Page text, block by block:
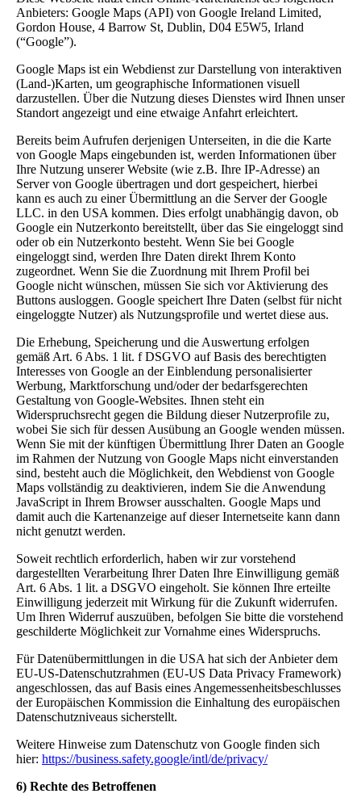
Anbieters: Google Maps (API) von Google Ireland Limited,
Gordon House, 4 Barrow St, Dublin, D04 E5W5, Irland
(“Google”).
Google Maps ist ein Webdienst zur Darstellung von interaktiven
(Land-)Karten, um geographische Informationen visuell
darzustellen. Über die Nutzung dieses Dienstes wird Ihnen unser
Standort angezeigt und eine etwaige Anfahrt erleichtert.
Bereits beim Aufrufen derjenigen Unterseiten, in die die Karte
von Google Maps eingebunden ist, werden Informationen über
Ihre Nutzung unserer Website (wie z.B. Ihre IP-Adresse) an
Server von Google übertragen und dort gespeichert, hierbei
kann es auch zu einer Übermittlung an die Server der Google
LLC. in den USA kommen. Dies erfolgt unabhängig davon, ob
Google ein Nutzerkonto bereitstellt, über das Sie eingeloggt sind
oder ob ein Nutzerkonto besteht. Wenn Sie bei Google
eingeloggt sind, werden Ihre Daten direkt Ihrem Konto
zugeordnet. Wenn Sie die Zuordnung mit Ihrem Profil bei
Google nicht wünschen, müssen Sie sich vor Aktivierung des
Buttons ausloggen. Google speichert Ihre Daten (selbst für nicht
eingeloggte Nutzer) als Nutzungsprofile und wertet diese aus.
Die Erhebung, Speicherung und die Auswertung erfolgen
gemäß Art. 6 Abs. 1 lit. f DSGVO auf Basis des berechtigten
Interesses von Google an der Einblendung personalisierter
Werbung, Marktforschung und/oder der bedarfsgerechten
Gestaltung von Google-Websites. Ihnen steht ein
Widerspruchsrecht gegen die Bildung dieser Nutzerprofile zu,
wobei Sie sich für dessen Ausübung an Google wenden müssen.
Wenn Sie mit der künftigen Übermittlung Ihrer Daten an Google
im Rahmen der Nutzung von Google Maps nicht einverstanden
sind, besteht auch die Möglichkeit, den Webdienst von Google
Maps vollständig zu deaktivieren, indem Sie die Anwendung
JavaScript in Ihrem Browser ausschalten. Google Maps und
damit auch die Kartenanzeige auf dieser Internetseite kann dann
nicht genutzt werden.
Soweit rechtlich erforderlich, haben wir zur vorstehend
dargestellten Verarbeitung Ihrer Daten Ihre Einwilligung gemäß
Art. 6 Abs. 1 lit. a DSGVO eingeholt. Sie können Ihre erteilte
Einwilligung jederzeit mit Wirkung für die Zukunft widerrufen.
Um Ihren Widerruf auszuüben, befolgen Sie bitte die vorstehend
geschilderte Möglichkeit zur Vornahme eines Widerspruchs.
Für Datenübermittlungen in die USA hat sich der Anbieter dem
EU-US-Datenschutzrahmen (EU-US Data Privacy Framework)
angeschlossen, das auf Basis eines Angemessenheitsbeschlusses
der Europäischen Kommission die Einhaltung des europäischen
Datenschutzniveaus sicherstellt.
Weitere Hinweise zum Datenschutz von Google finden sich
hier: https://business.safety.google/intl/de/privacy/
6) Rechte des Betroffenen